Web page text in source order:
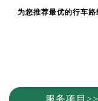
为您推荐最优的行车
服务项目>>